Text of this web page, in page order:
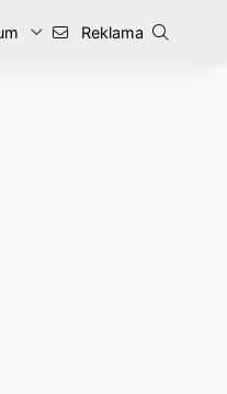
Reklama